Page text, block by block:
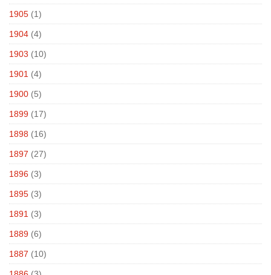
1905 (1)
1904 (4)
1903 (10)
1901 (4)
1900 (5)
1899 (17)
1898 (16)
1897 (27)
1896 (3)
1895 (3)
1891 (3)
1889 (6)
1887 (10)